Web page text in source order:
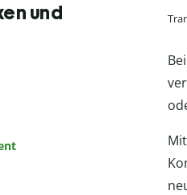
und